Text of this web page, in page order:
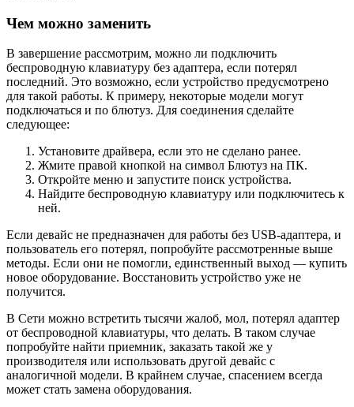
Чем можно заменить
В завершение рассмотрим, можно ли подключить
беспроводную клавиатуру без адаптера, если потерял
последний. Это возможно, если устройство предусмотрено
для такой работы. К примеру, некоторые модели могут
подключаться и по блютуз. Для соединения сделайте
следующее:
Установите драйвера, если это не сделано ранее.
Жмите правой кнопкой на символ Блютуз на ПК.
Откройте меню и запустите поиск устройства.
Найдите беспроводную клавиатуру или подключитесь к
ней.
Если девайс не предназначен для работы без USB-адаптера, и
пользователь его потерял, попробуйте рассмотренные выше
методы. Если они не помогли, единственный выход — купить
новое оборудование. Восстановить устройство уже не
получится.
В Сети можно встретить тысячи жалоб, мол, потерял адаптер
от беспроводной клавиатуры, что делать. В таком случае
попробуйте найти приемник, заказать такой же у
производителя или использовать другой девайс с
аналогичной модели. В крайнем случае, спасением всегда
может стать замена оборудования.